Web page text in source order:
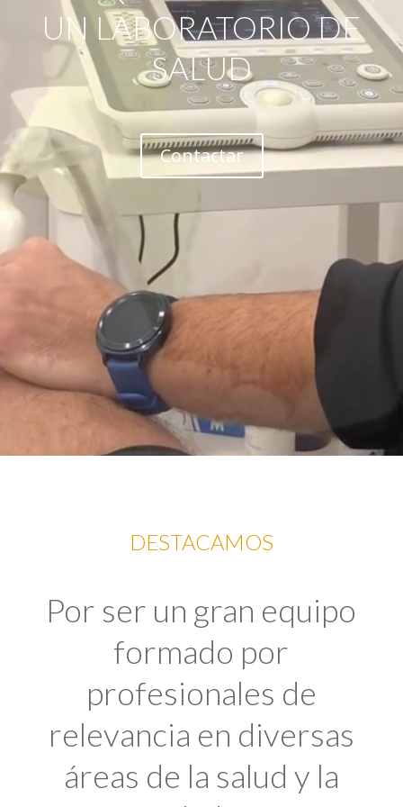
UN LABORATORIO DE
SALUD
Contactar
DESTACAMOS
Por ser un gran equipo
formado por
profesionales de
relevancia en diversas
áreas de la salud y la